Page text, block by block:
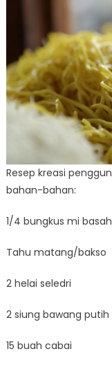
Resep kreasi
bahan-bahan:
1/4 bungkus mi basah
Tahu matang/bakso
2 helai seledri
2 siung bawang putih
15 buah cabai